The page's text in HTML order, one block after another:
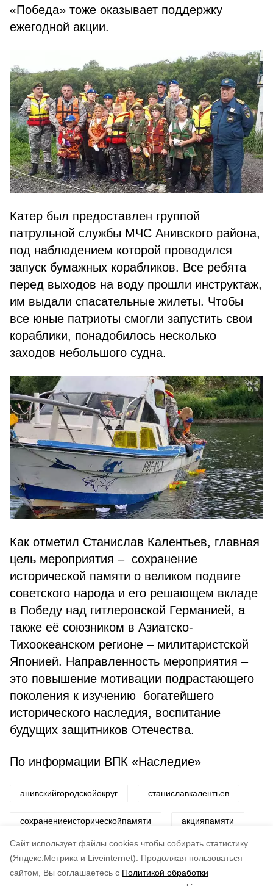
Cайт использует файлы cookies чтобы собирать статистику
(Яндекс.Метрика и Liveinternet).
Продолжая пользоваться
сайтом, Вы соглашаетесь с Политикой обработки
«Победа» тоже оказывает поддержку
ежегодной акции.
Катер был предоставлен группой
патрульной службы МЧС Анивского района,
под наблюдением которой проводился
запуск бумажных корабликов. Все ребята
перед выходов на воду прошли инструктаж,
им выдали спасательные жилеты. Чтобы
все юные патриоты смогли запустить свои
кораблики, понадобилось несколько
заходов небольшого судна.
Как отметил Станислав Калентьев, главная
цель мероприятия – сохранение
исторической памяти о великом подвиге
советского народа и его решающем вкладе
в Победу над гитлеровской Германией, а
также её союзником в Азиатско-
Тихоокеанском регионе – милитаристской
Японией. Направленность мероприятия –
это повышение мотивации подрастающего
поколения к изучению богатейшего
исторического наследия, воспитание
будущих защитников Отечества.
По информации ВПК «Наследие»
анивскийгородскойокруг станиславкалентьев
сохранениеисторическойпамяти акцияпамяти
Авторы: ADMIN admin